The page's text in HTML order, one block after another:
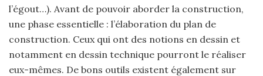
l’égout…). Avant de pouvoir aborder la construction,
une phase essentielle : l’élaboration du plan de
construction. Ceux qui ont des notions en dessin et
notamment en dessin technique pourront le réaliser
eux-mêmes. De bons outils existent également sur